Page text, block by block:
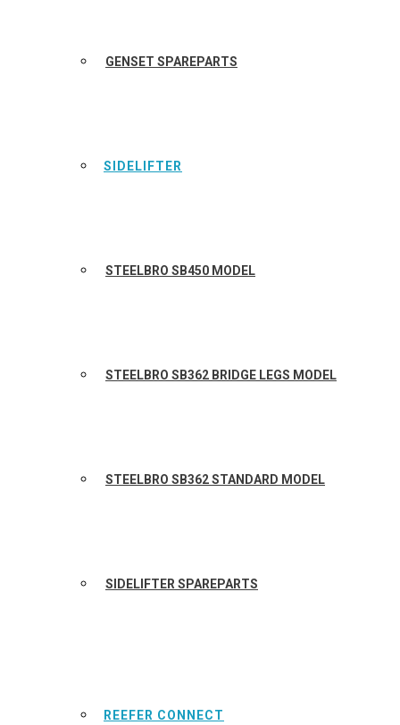
GENSET SPAREPARTS
SIDELIFTER
STEELBRO SB450 MODEL
STEELBRO SB362 BRIDGE LEGS MODEL
STEELBRO SB362 STANDARD MODEL
SIDELIFTER SPAREPARTS
REEFER CONNECT